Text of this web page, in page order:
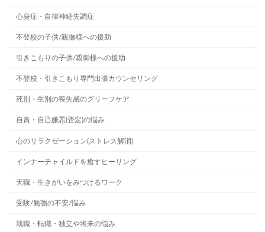
心身症・自律神経失調症
不登校の子供/親御様への援助
引きこもりの子供/親御様への援助
不登校・引きこもり専門出張カウンセリング
死別・生別の喪失感のグリーフケア
自責・自己嫌悪(否定)の悩み
心のリラクゼーション(ストレス解消)
インナーチャイルドを癒すヒーリング
天職・生きがいをみつけるワーク
受験/勉強の不安/悩み
就職・転職・独立や将来の悩み